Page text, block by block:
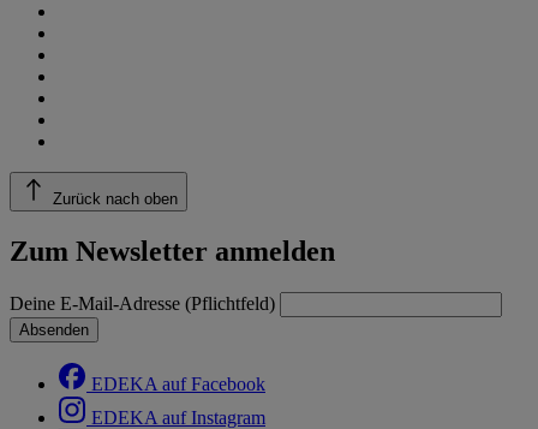
Zurück nach oben
Zum Newsletter anmelden
Deine E-Mail-Adresse (Pflichtfeld)
Absenden
EDEKA auf Facebook
EDEKA auf Instagram